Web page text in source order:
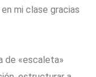
mi clase gracias
de «escaleta»